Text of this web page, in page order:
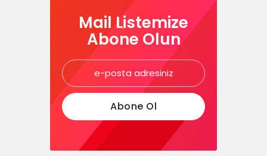
Mail Listemize
Abone Olun